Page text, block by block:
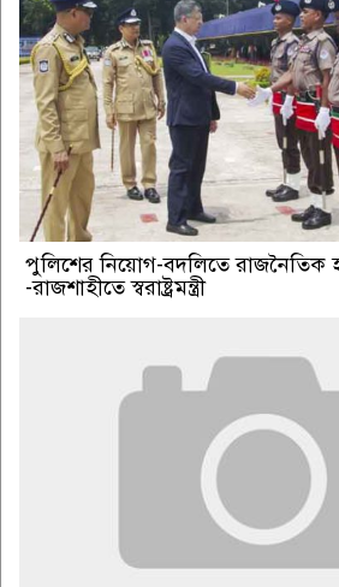
পুলিশের নিয়োগ-বদলিতে রাজনৈতিক
-রাজশাহীতে স্বরাষ্ট্রমন্ত্রী